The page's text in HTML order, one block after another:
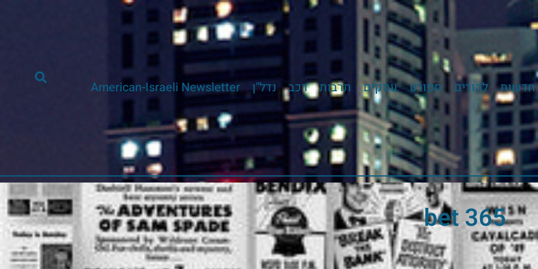
חדשות להורים ספורט עסקים תרבות רכב נדל"ן American-Israeli Newsletter
bet 365